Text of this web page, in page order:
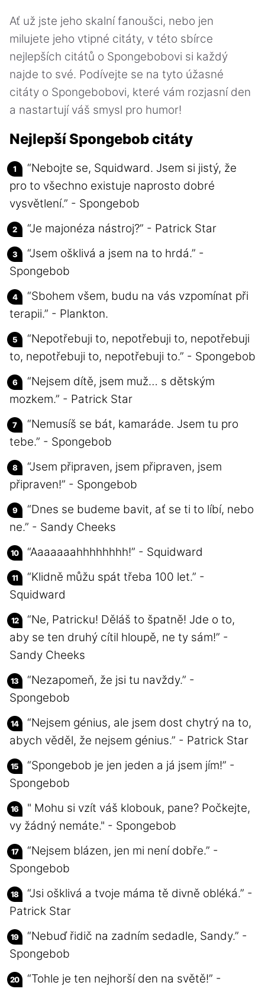
Ať už jste jeho skalní fanoušci, nebo jen
milujete jeho vtipné citáty, v této sbírce
nejlepších citátů o Spongebobovi si každý
najde to své. Podívejte se na tyto úžasné
citáty o Spongebobovi, které vám rozjasní den
a nastartují váš smysl pro humor!
Nejlepší Spongebob citáty
“Nebojte se, Squidward. Jsem si jistý, že
pro to všechno existuje naprosto dobré
vysvětlení.” - Spongebob
“Je majonéza nástroj?” - Patrick Star
“Jsem ošklivá a jsem na to hrdá.” -
Spongebob
“Sbohem všem, budu na vás vzpomínat při
terapii.” - Plankton.
“Nepotřebuji to, nepotřebuji to, nepotřebuji
to, nepotřebuji to, nepotřebuji to.” - Spongebob
“Nejsem dítě, jsem muž… s dětským
mozkem.” - Patrick Star
“Nemusíš se bát, kamaráde. Jsem tu pro
tebe.” - Spongebob
“Jsem připraven, jsem připraven, jsem
připraven!” - Spongebob
“Dnes se budeme bavit, ať se ti to líbí, nebo
ne.” - Sandy Cheeks
“Aaaaaaahhhhhhhh!” - Squidward
“Klidně můžu spát třeba 100 let.” -
Squidward
“Ne, Patricku! Děláš to špatně! Jde o to,
aby se ten druhý cítil hloupě, ne ty sám!” -
Sandy Cheeks
“Nezapomeň, že jsi tu navždy.” -
Spongebob
“Nejsem génius, ale jsem dost chytrý na to,
abych věděl, že nejsem génius.” - Patrick Star
“Spongebob je jen jeden a já jsem jím!” -
Spongebob
" Mohu si vzít váš klobouk, pane? Počkejte,
vy žádný nemáte." - Spongebob
“Nejsem blázen, jen mi není dobře.” -
Spongebob
“Jsi ošklivá a tvoje máma tě divně obléká.” -
Patrick Star
“Nebuď řidič na zadním sedadle, Sandy.” -
Spongebob
“Tohle je ten nejhorší den na světě!” -